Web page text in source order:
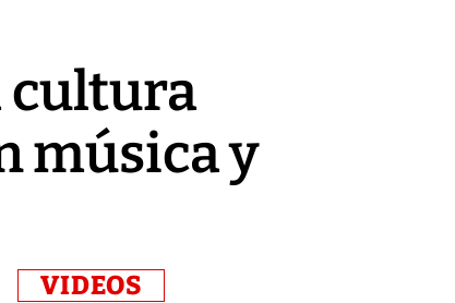
cultura
música y
VIDEOS